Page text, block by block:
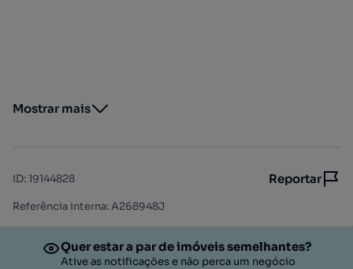
Mostrar mais
ID:19144828 Reportar
Referência interna: A268948J
Quer estar a par de imóveis semelhantes?
Ative as notificações e não perca um negócio